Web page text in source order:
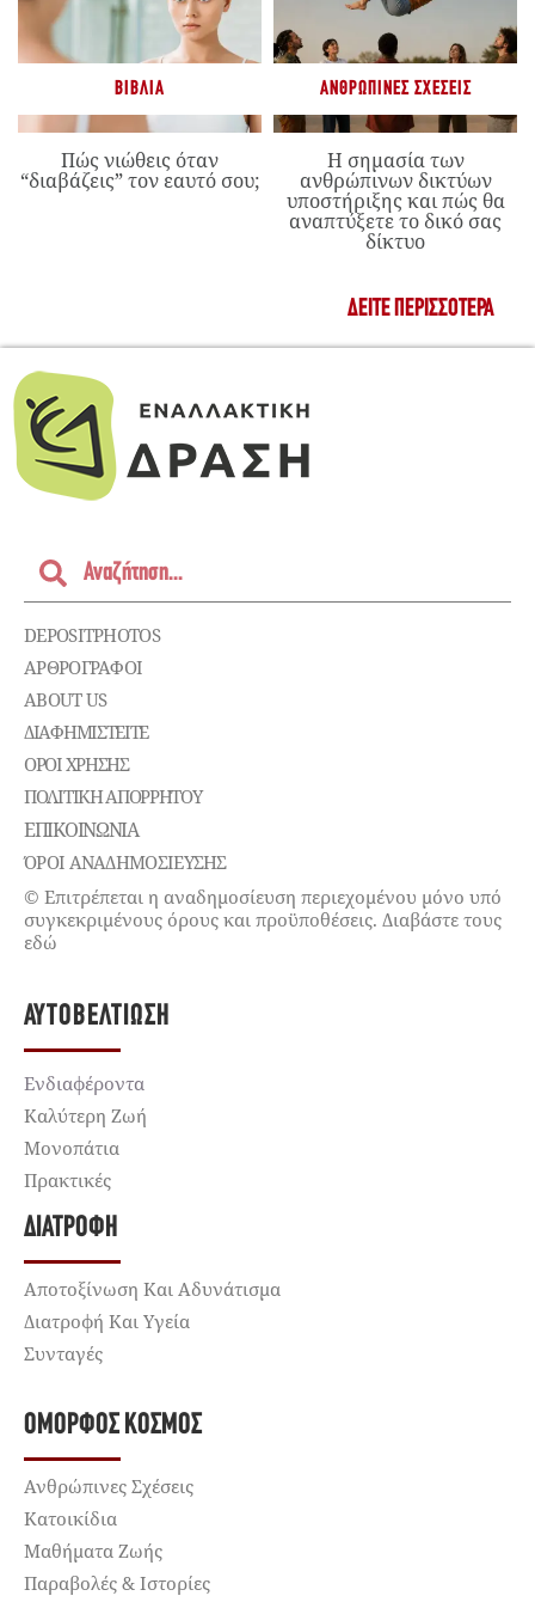
ΒΙΒΛΊΑ
Πώς νιώθεις όταν
“διαβάζεις” τον εαυτό σου;
ΑΝΘΡΏΠΙΝΕΣ ΣΧΈΣΕΙΣ
Η σημασία των
ανθρώπινων δικτύων
υποστήριξης και πώς θα
αναπτύξετε το δικό σας
δίκτυο
ΔΕΊΤΕ ΠΕΡΙΣΣΌΤΕΡΑ
DEPOSITPHOTOS
ΑΡΘΡΟΓΡΑΦΟΙ
ABOUT US
ΔΙΑΦΗΜΙΣΤΕΊΤΕ
ΌΡΟΙ ΧΡΉΣΗΣ
ΠΟΛΙΤΙΚΉ ΑΠΟΡΡΉΤΟΥ
ΕΠΙΚΟΙΝΩΝΊΑ
ΌΡΟΙ ΑΝΑΔΗΜΟΣΙΕΥΣΗΣ
© Επιτρέπεται η αναδημοσίευση περιεχομένου μόνο υπό
συγκεκριμένους όρους και προϋποθέσεις. Διαβάστε τους
εδώ
ΑΥΤΟΒΕΛΤΊΩΣΗ
Ενδιαφέροντα
Καλύτερη Ζωή
Μονοπάτια
Πρακτικές
ΔΙΑΤΡΟΦΉ
Αποτοξίνωση Και Αδυνάτισμα
Διατροφή Και Υγεία
Συνταγές
ΌΜΟΡΦΟΣ ΚΌΣΜΟΣ
Ανθρώπινες Σχέσεις
Κατοικίδια
Μαθήματα Ζωής
Παραβολές & Ιστορίες